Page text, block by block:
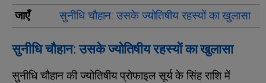
जाएँ सुनीधि चौहान: उसके ज्योतिषीय रहस्यों का खुलासा
सुनीधि चौहान: उसके ज्योतिषीय रहस्यों का खुलासा
सुनीधि चौहान की ज्योतिषीय प्रोफाइल सूर्य के सिंह राशि में